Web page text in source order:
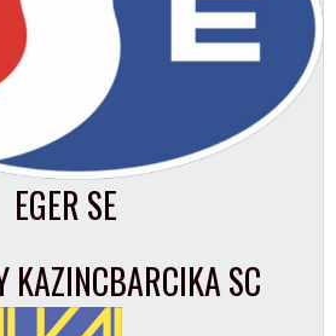
EGER SE
KAZINCBARCIKA SC